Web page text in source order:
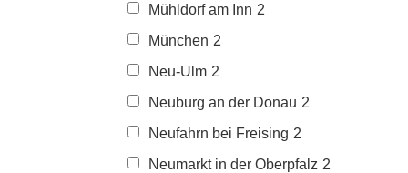
Mühldorf am Inn 2
München 2
Neu-Ulm 2
Neuburg an der Donau 2
Neufahrn bei Freising 2
Neumarkt in der Oberpfalz 2